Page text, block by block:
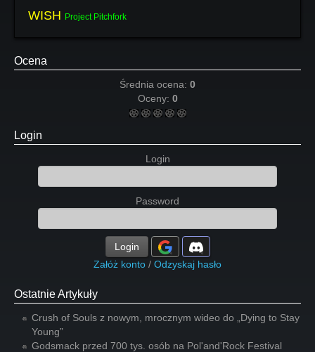
WISH Project Pitchfork
Ocena
Średnia ocena: 0
Oceny: 0
Login
Login
Password
Login
Załóż konto / Odzyskaj hasło
Ostatnie Artykuły
Crush of Souls z nowym, mrocznym wideo do „Dying to Stay
Young”
Godsmack przed 700 tys. osób na Pol'and'Rock Festival